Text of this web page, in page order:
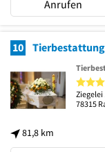
Anrufen
10
81,8 km
Ziegelei
78315